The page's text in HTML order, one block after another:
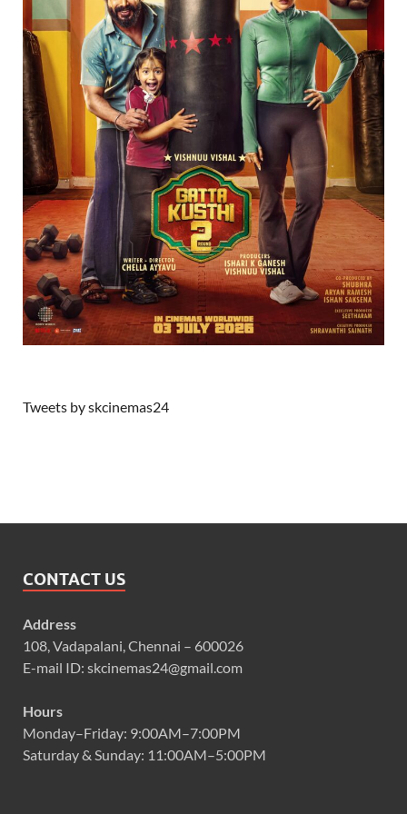
Tweets by skcinemas24
CONTACT US
Address
108, Vadapalani, Chennai – 600026
E-mail ID: skcinemas24@gmail.com
Hours
Monday–Friday: 9:00AM–7:00PM
Saturday & Sunday: 11:00AM–5:00PM